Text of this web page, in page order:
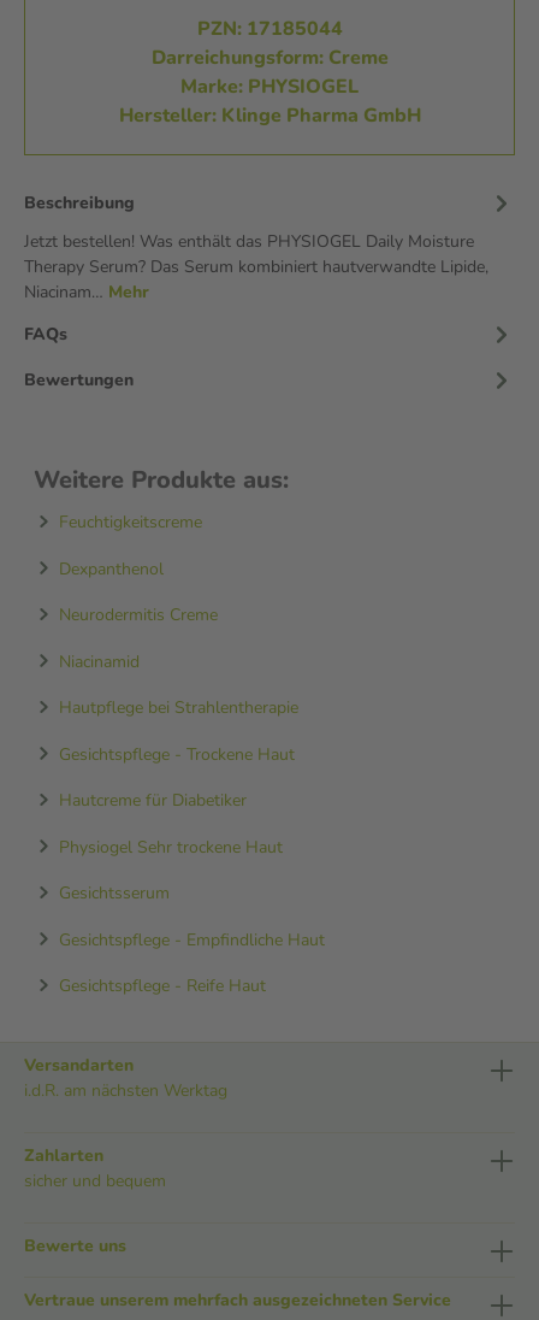
PZN: 17185044
Darreichungsform: Creme
Marke: PHYSIOGEL
Hersteller: Klinge Pharma GmbH
Beschreibung
Jetzt bestellen! Was enthält das PHYSIOGEL Daily Moisture
Therapy Serum? Das Serum kombiniert hautverwandte Lipide,
Niacinam… Mehr
FAQs
Bewertungen
Weitere Produkte aus:
Feuchtigkeitscreme
Dexpanthenol
Neurodermitis Creme
Niacinamid
Hautpflege bei Strahlentherapie
Gesichtspflege - Trockene Haut
Hautcreme für Diabetiker
Physiogel Sehr trockene Haut
Gesichtsserum
Gesichtspflege - Empfindliche Haut
Gesichtspflege - Reife Haut
Versandarten
i.d.R. am nächsten Werktag
Zahlarten
sicher und bequem
Bewerte uns
Vertraue unserem mehrfach ausgezeichneten Service